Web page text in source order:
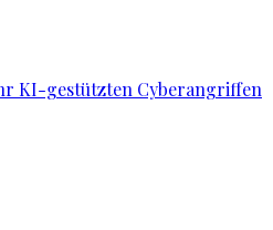
KI-gestützten Cyberangriffen